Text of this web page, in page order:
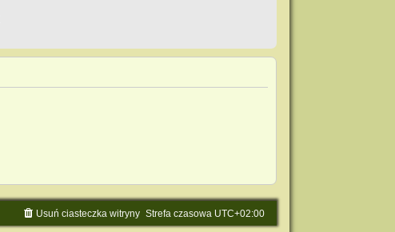
Strefa czasowa UTC+02:00
Usuń ciasteczka witryny